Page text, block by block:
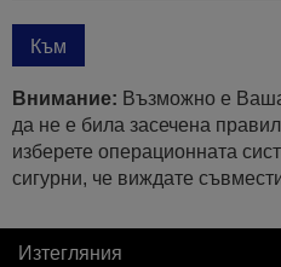
Към
Внимание: Възможно е
да не е била засечена
изберете операционната
сигурни, че виждате
Изтегляния